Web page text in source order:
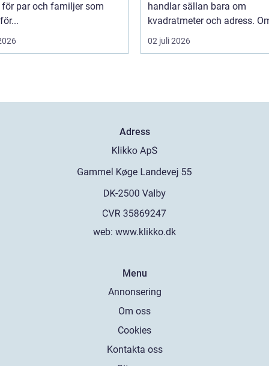
för par och familjer som
handlar sällan bara om
kvadratmeter och adress.
02 juli 2026
Adress
web: www.klikko.dk
Menu
Annonsering
Om oss
Cookies
Kontakta oss